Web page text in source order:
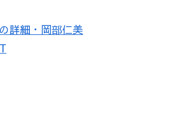
詳細・岡部仁美